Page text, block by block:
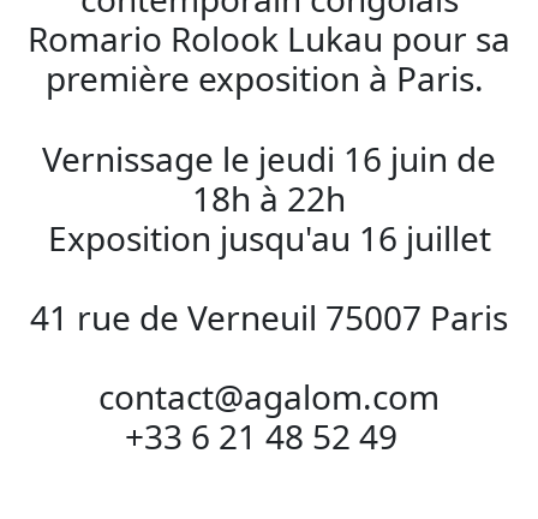
Romario Rolook Lukau pour sa
première exposition à Paris.
Vernissage le jeudi 16 juin de
18h à 22h
Exposition jusqu'au 16 juillet
41 rue de Verneuil 75007 Paris
contact@agalom.com
+33 6 21 48 52 49